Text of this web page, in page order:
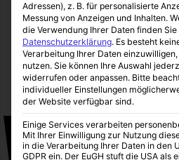
Sinnexplosion 16.10.2013 0
Adressen), z. B. für personalisierte
Messung von Anzeigen und Inhalten.
die Verwendung Ihrer Daten finden
Datenschutzerklärung. Es besteht
Verarbeitung Ihrer Daten
nutzen. Sie können Ihre Auswahl
widerrufen oder anpassen. Bitte
individueller Einstellungen
der Website verfügbar sind.
Einige Services verarbeiten
Mit Ihrer Einwilligung zur Nutzung
in die Verarbeitung Ihrer Daten in den
GDPR ein. Der EuGH stuft die USA als